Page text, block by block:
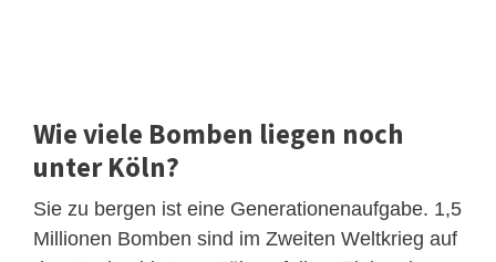
Wie viele Bomben liegen noch
unter Köln?
Sie zu bergen ist eine Generationenaufgabe. 1,5
Millionen Bomben sind im Zweiten Weltkrieg auf